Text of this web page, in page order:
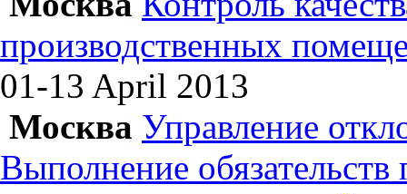
производственных
01-13 April 2013
Москва Управление
Выполнение